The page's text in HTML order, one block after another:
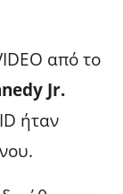
από το
Jr.
ήταν